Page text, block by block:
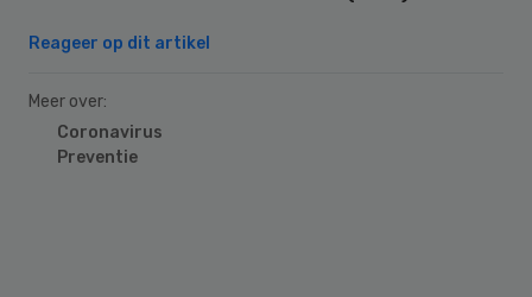
Reageer op dit artikel
Meer over:
Coronavirus
Preventie